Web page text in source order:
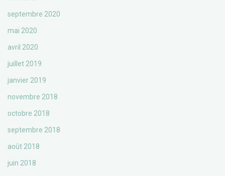
septembre 2020
mai 2020
avril 2020
juillet 2019
janvier 2019
novembre 2018
octobre 2018
septembre 2018
août 2018
juin 2018